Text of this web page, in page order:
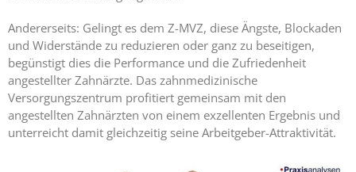
Andererseits: Gelingt es dem Z-MVZ, diese Ängste, Blockaden
und Widerstände zu reduzieren oder ganz zu beseitigen,
begünstigt dies die Performance und die Zufriedenheit
angestellter Zahnärzte. Das zahnmedizinische
Versorgungszentrum profitiert gemeinsam mit den
angestellten Zahnärzten von einem exzellenten Ergebnis und
unterreicht damit gleichzeitig seine Arbeitgeber-Attraktivität.